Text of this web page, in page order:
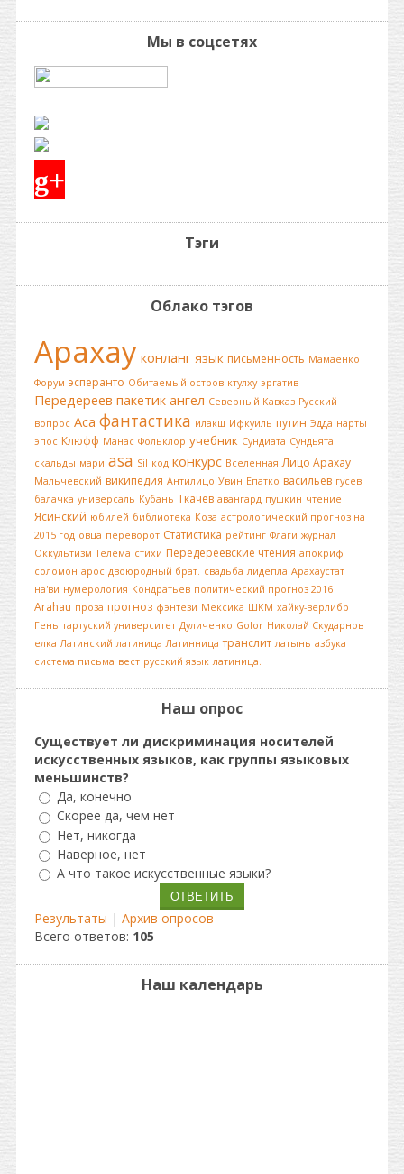
Мы в соцсетях
g+
Тэги
Облако тэгов
Арахау конланг язык письменность Мамаенко
Форум эсперанто Обитаемый остров ктулху эргатив
Передереев пакетик ангел Северный Кавказ Русский
вопрос Аса фантастика илакш Ифкуиль путин Эдда нарты
эпос Клюфф Манас Фольклор учебник Сундиата Сундьята
скальды мари asa Sil код конкурс Вселенная Лицо Арахау
Мальчевский википедия Антилицо Увин Епатко васильев гусев
балачка универсаль Кубань Ткачев авангард пушкин чтение
Ясинский юбилей библиотека Коза астрологический прогноз на
2015 год овца переворот Статистика рейтинг Флаги журнал
Оккультизм Телема стихи Передереевские чтения апокриф
соломон арос двоюродный брат. свадьба лидепла Арахаустат
на'ви нумерология Кондратьев политический прогноз 2016
Arahau проза прогноз фэнтези Мексика ШКМ хайку-верлибр
Гень тартуский университет Дуличенко Golor Николай Скударнов
елка Латинский латиница Латинница транслит латынь азбука
система письма вест русский язык латиница.
Наш опрос
Существует ли дискриминация носителей
искусственных языков, как группы языковых
меньшинств?
Да, конечно
Скорее да, чем нет
Нет, никогда
Наверное, нет
А что такое искусственные языки?
Результаты | Архив опросов
Всего ответов: 105
Наш календарь